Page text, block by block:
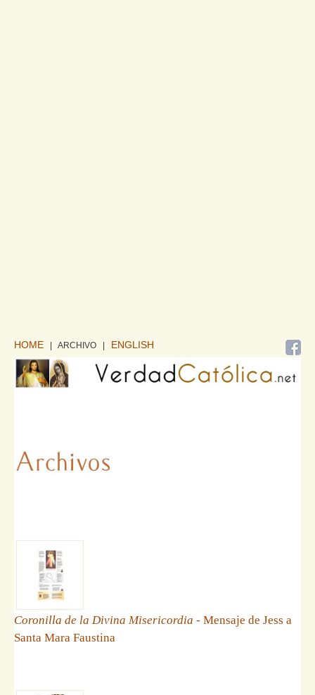
HOME | ARCHIVO ENGLISH
Coronilla de la Divina Misericordia - Mensaje de Jess a
Santa Mara Faustina